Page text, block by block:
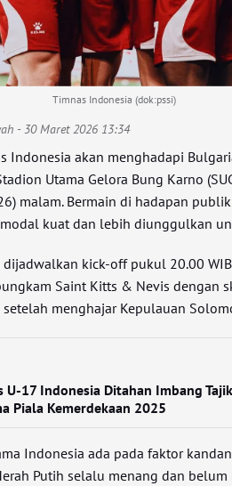
Timnas Indonesia (dok:pssi)
- 30 Maret 2026 13:34
Indonesia akan menghadapi
Utama Gelora Bung Karno
malam. Bermain di hadapan
kuat dan lebih diunggulkan
dijadwalkan kick-off pukul 20.00
Saint Kitts & Nevis dengan
menghajar Kepulauan
U-17 Indonesia Ditahan Imbang
Piala Kemerdekaan 2025
Indonesia ada pada faktor
Putih selalu menang dan